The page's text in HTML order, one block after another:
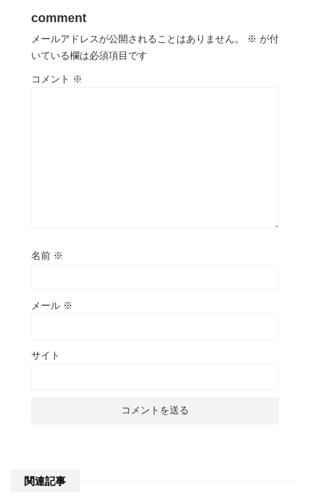
comment
メールアドレスが公開されることはありません。 ※ が付
いている欄は必須項目です
コメント ※
名前 ※
メール ※
サイト
関連記事